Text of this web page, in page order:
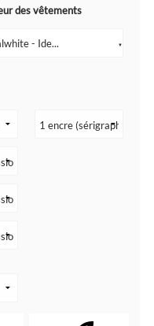
des vêtements
- Ide... ▼